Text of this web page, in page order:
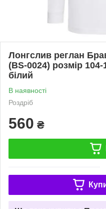
Лонгслив реглан
(BS-0024) розмір
білий
В наявності
Роздріб
560 ₴